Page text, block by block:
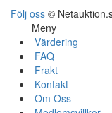
Följ oss ©
Meny
Värdering
FAQ
Frakt
Kontakt
Om Oss